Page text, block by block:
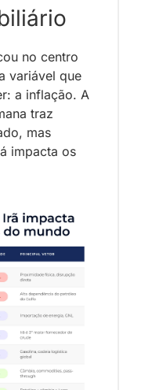
no centro
variável que
a inflação. A
traz
mas
impacta os